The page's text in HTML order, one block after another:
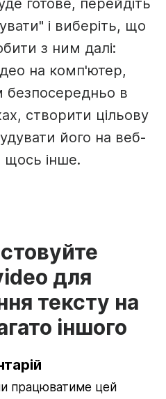
готове, перейдіть
і виберіть, що
з ним далі:
на комп'ютер,
безпосередньо в
створити цільову
його на веб-
щось інше.
для
тексту на
іншого
працюватиме цей